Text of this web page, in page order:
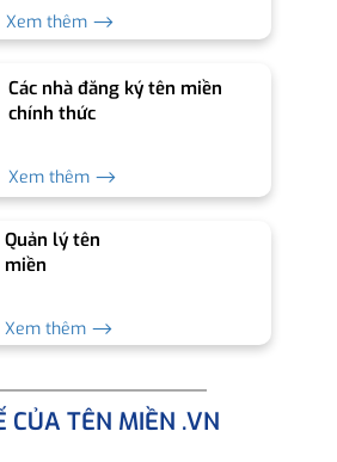
Xem thêm ⟶
Các nhà đăng ký tên miền
chính thức
Xem thêm ⟶
Quản lý tên
miền
Xem thêm ⟶
CỦA TÊN MIỀN .VN